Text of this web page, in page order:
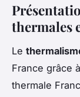
thermales
Le
France grâce
thermale